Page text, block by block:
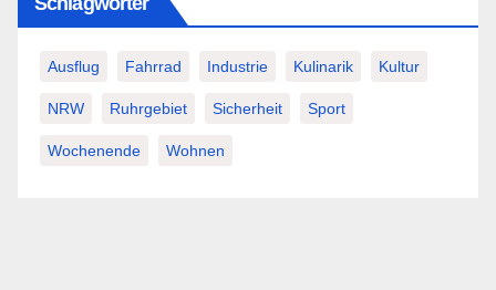
Ausflug Fahrrad Industrie Kulinarik Kultur
NRW Ruhrgebiet Sicherheit Sport
Wochenende Wohnen